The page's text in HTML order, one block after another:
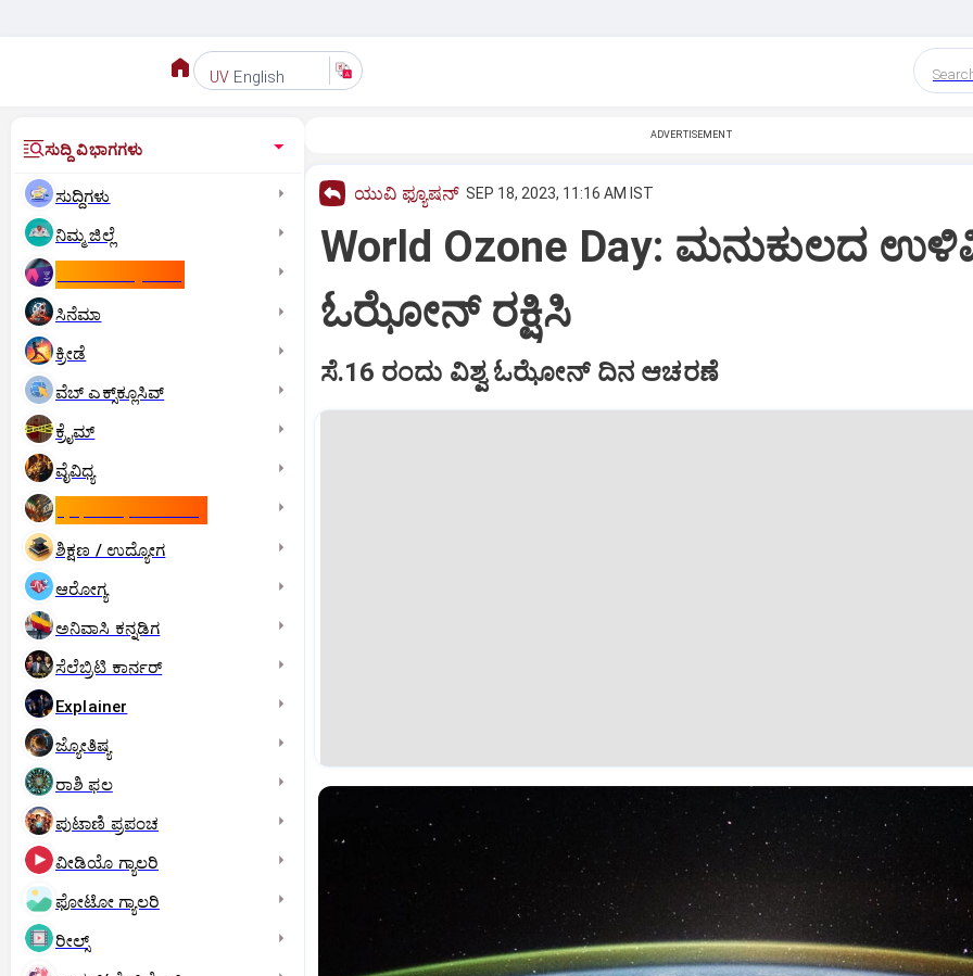
UV English
ಸುದ್ದಿ ವಿಭಾಗಗಳು
ಸುದ್ದಿಗಳು
ನಿಮ್ಮ ಜಿಲ್ಲೆ
ಸಿನೆಮಾ
ಕ್ರೀಡೆ
ವೆಬ್ ಎಕ್ಸ್‌ಕ್ಲೂಸಿವ್
ಕ್ರೈಮ್
ವೈವಿಧ್ಯ
ಶಿಕ್ಷಣ / ಉದ್ಯೋಗ
ಆರೋಗ್ಯ
ಅನಿವಾಸಿ ಕನ್ನಡಿಗ
ಸೆಲೆಬ್ರಿಟಿ ಕಾರ್ನರ್‌
Explainer
ಜ್ಯೋತಿಷ್ಯ
ರಾಶಿ ಫಲ
ಪುಟಾಣಿ ಪ್ರಪಂಚ
ವೀಡಿಯೊ ಗ್ಯಾಲರಿ
ಫೋಟೋ ಗ್ಯಾಲರಿ
ರೀಲ್ಸ್
ADVERTISEMENT
ಯುವಿ ಫ್ಯೂಷನ್ SEP 18, 2023, 11:16 AM IST
World Ozone Day: ಮನುಕುಲದ
ಓಝೋನ್‌ ರಕ್ಷಿಸಿ
ಸೆ.16 ರಂದು ವಿಶ್ವ ಓಝೋನ್‌ ದಿನ ಆಚರಣೆ